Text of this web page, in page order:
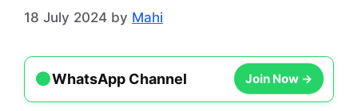
18 July 2024 by Mahi
●WhatsApp Channel Join Now →